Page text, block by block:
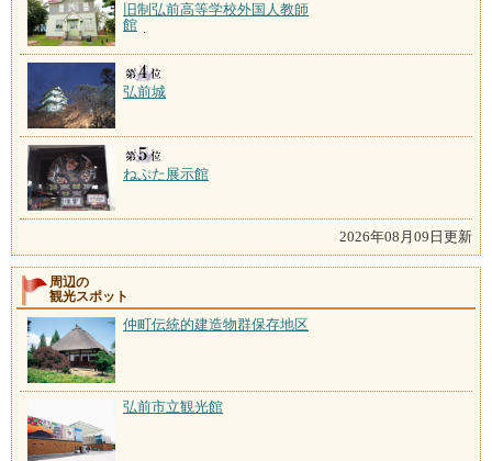
旧制弘前高等学校外国人教師
館
弘前城
ねぷた展示館
2026年08月09日更新
周辺の
観光スポット
仲町伝統的建造物群保存地区
弘前市立観光館